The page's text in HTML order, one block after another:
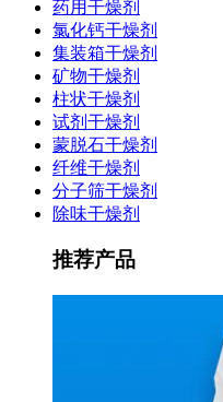
药用干燥剂
氯化钙干燥剂
集装箱干燥剂
矿物干燥剂
柱状干燥剂
试剂干燥剂
蒙脱石干燥剂
纤维干燥剂
分子筛干燥剂
除味干燥剂
推荐产品